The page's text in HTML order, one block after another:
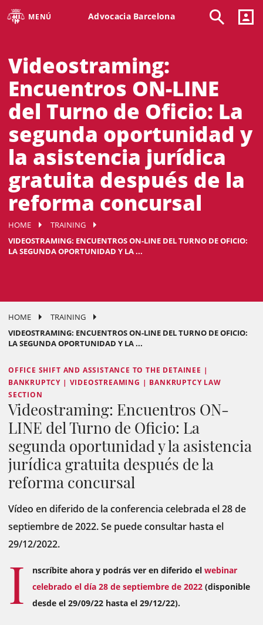
MENÚ Advocacia Barcelona
Videostraming:
Encuentros ON-LINE
del Turno de Oficio: La
segunda oportunidad y
la asistencia jurídica
gratuita después de la
reforma concursal
HOME
TRAINING
VIDEOSTRAMING: ENCUENTROS ON-LINE DEL TURNO DE OFICIO:
LA SEGUNDA OPORTUNIDAD Y LA ...
HOME
TRAINING
VIDEOSTRAMING: ENCUENTROS ON-LINE DEL TURNO DE OFICIO:
LA SEGUNDA OPORTUNIDAD Y LA ...
OFFICE SHIFT AND ASSISTANCE TO THE DETAINEE |
BANKRUPTCY | VIDEOSTREAMING | BANKRUPTCY LAW
SECTION
Videostraming: Encuentros ON-
LINE del Turno de Oficio: La
segunda oportunidad y la asistencia
jurídica gratuita después de la
reforma concursal
Vídeo en diferido de la conferencia celebrada el 28 de
septiembre de 2022. Se puede consultar hasta el
29/12/2022.
I nscríbite ahora y podrás ver en diferido el webinar
celebrado el día 28 de septiembre de 2022 (disponible
desde el 29/09/22 hasta el 29/12/22).